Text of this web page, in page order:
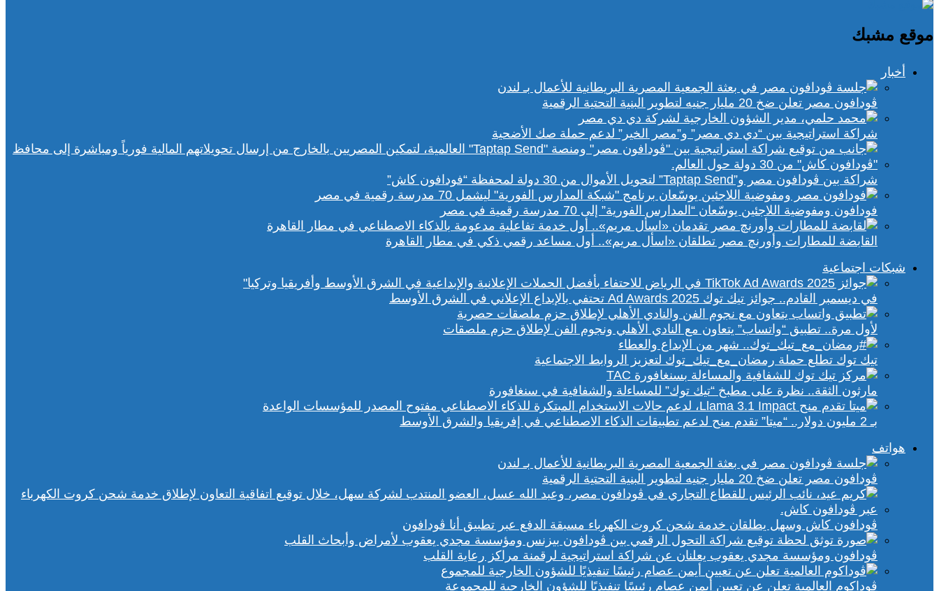
موقع مشبك
أخبار
ڤودافون مصر تعلن ضخ 20 مليار جنيه لتطوير البنية التحتية الرقمية
شراكة استراتيجية بين “دي دي مصر” و”مصر الخير” لدعم حملة صك الأضحية
شراكة بين ڤودافون مصر و”Taptap Send” لتحويل الأموال من 30 دولة لمحفظة “فودافون كاش”
فودافون ومفوضية اللاجئين يوسّعان “المدارس الفورية” إلى 70 مدرسة رقمية في مصر
القابضة للمطارات وأورنچ مصر تطلقان «اسأل مريم».. أول مساعد رقمي ذكي في مطار القاهرة
شبكات اجتماعية
في ديسمبر القادم.. جوائز تيك توك Ad Awards 2025 تحتفي بالإبداع الإعلاني في الشرق الأوسط
لأول مرة.. تطبيق “واتساب” يتعاون مع النادي الأهلي ونجوم الفن لإطلاق حزم ملصقات
تيك توك تطلع حملة رمضان_مع_تيك_توك لتعزيز الروابط الاجتماعية
مارثون الثقة.. نظرة على مطبخ “تيك توك” للمساءلة والشفافية في سنغافورة
بـ 2 مليون دولار.. “ميتا” تقدم منح لدعم تطبيقات الذكاء الاصطناعي في إفريقيا والشرق الأوسط
هواتف
ڤودافون مصر تعلن ضخ 20 مليار جنيه لتطوير البنية التحتية الرقمية
ڤودافون كاش وسهل يطلقان خدمة شحن كروت الكهرباء مسبقة الدفع عبر تطبيق أنا ڤودافون
ڤودافون ومؤسسة مجدي يعقوب يعلنان عن شراكة استراتيجية لرقمنة مراكز رعاية القلب
ڤوداكوم العالمية تعلن عن تعيين أيمن عصام رئيسًا تنفيذيًا للشؤون الخارجية للمجموعة